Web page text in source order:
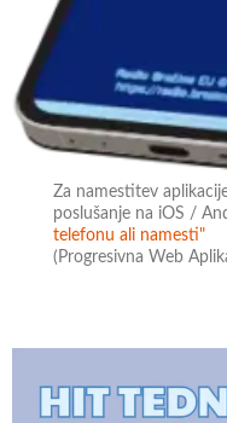
Za namestitev
poslušanje na iOS /
telefonu ali namesti"
(Progresivna Web